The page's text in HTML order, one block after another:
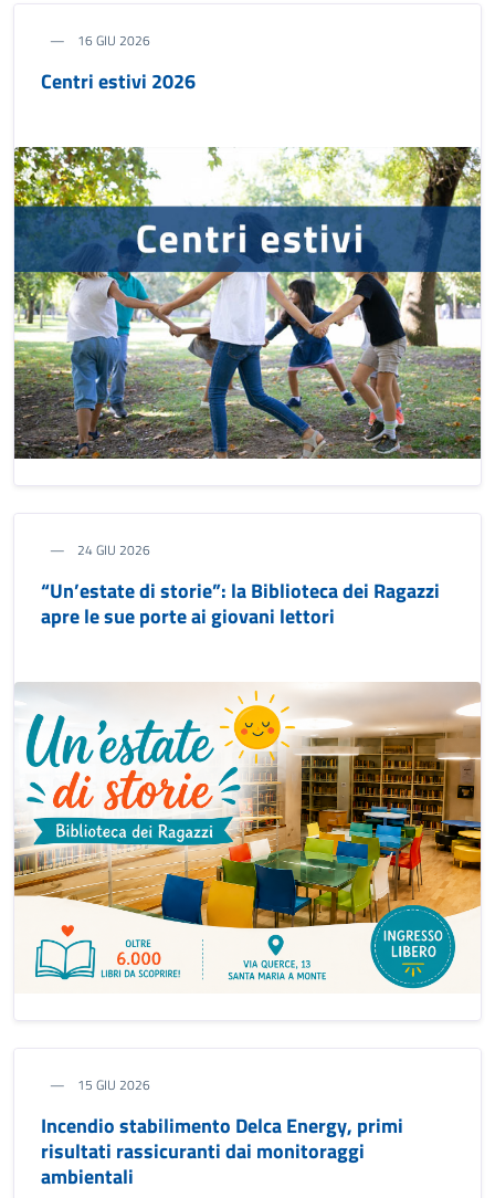
16 GIU 2026
Centri estivi 2026
24 GIU 2026
“Un’estate di storie”: la Biblioteca dei Ragazzi
apre le sue porte ai giovani lettori
15 GIU 2026
Incendio stabilimento Delca Energy, primi
risultati rassicuranti dai monitoraggi
ambientali